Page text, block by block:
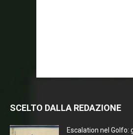
SCELTO DALLA REDAZIONE
Escalation nel Golfo: